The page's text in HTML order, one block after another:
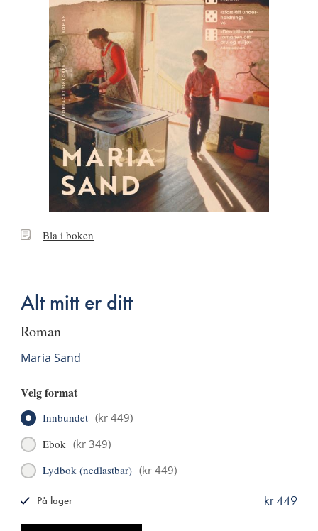
BlaBla i boken
Alt mitt er ditt
roman
Maria Sand
Velg format
Innbundet (kr 449)
Ebok (kr 349)
Lydbok (nedlastbar) (kr 449)
kr 449
På lager